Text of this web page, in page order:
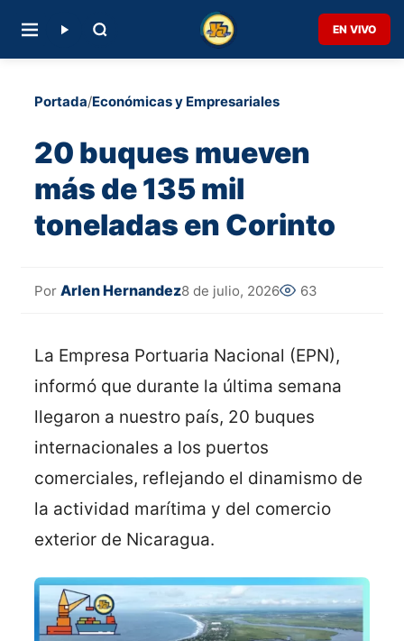
EN VIVO
Portada/Económicas y Empresariales
20 buques mueven
más de 135 mil
toneladas en Corinto
Por Arlen Hernandez8 de julio, 2026 63
La Empresa Portuaria Nacional (EPN),
informó que durante la última semana
llegaron a nuestro país, 20 buques
internacionales a los puertos
comerciales, reflejando el dinamismo de
la actividad marítima y del comercio
exterior de Nicaragua.